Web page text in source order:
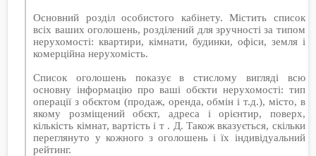
Основний розділ особистого кабінету. Містить список
всіх ваших оголошень, розділений для зручності за типом
нерухомості: квартири, кімнати, будинки, офіси, земля і
комерційна нерухомість.
Список оголошень показує в стислому вигляді всю
основну інформацію про ваші обєкти нерухомості: тип
операції з обєктом (продаж, оренда, обмін і т.д.), місто, в
якому розміщений обєкт, адреса і орієнтир, поверх,
кількість кімнат, вартість і т . Д. Також вказується, скільки
переглянуто у кожного з оголошень і їх індивідуальний
рейтинг.